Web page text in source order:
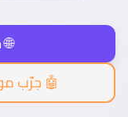
🤖 جرّب